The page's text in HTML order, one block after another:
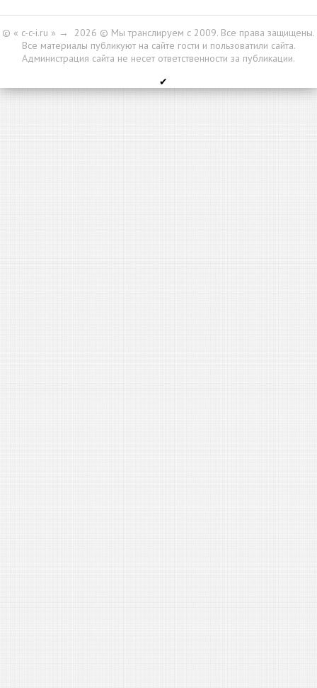
© « c-c-i.ru » → 2026 © Мы транслируем с 2009. Все права защищены.
Все материалы публикуют на сайте гости и пользоватили сайта.
Администрация сайта не несет ответственности за публикации.
✔